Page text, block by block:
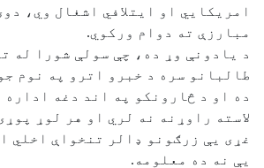
امريکايي او ايتلافي اشغال وي،
مبارزې ته دوام ورکوي.
د يادونې وړ ده، چې سولې شورا له
طالبانو سره د خبرو اترو په نوم
ده او د څارونکو په اند دغه اداره
لاسته راوړنه نه لري او هر لوړ
غړی يې زرګونو ډالر تنخواې اخلي
يې نه ده معلومه.